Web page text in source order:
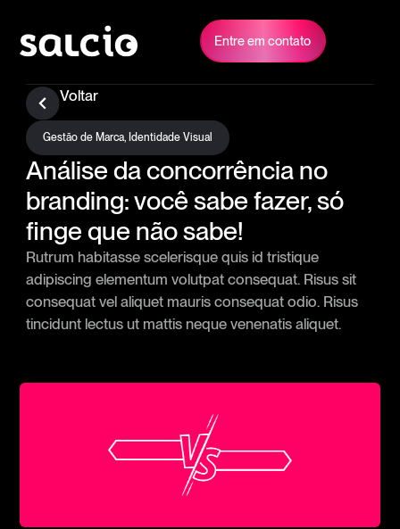
Entre em contato
Voltar
Gestão de Marca, Identidade Visual
Análise da concorrência no
branding: você sabe fazer, só
finge que não sabe!
Rutrum habitasse scelerisque quis id tristique
adipiscing elementum volutpat consequat. Risus sit
consequat vel aliquet mauris consequat odio. Risus
tincidunt lectus ut mattis neque venenatis aliquet.